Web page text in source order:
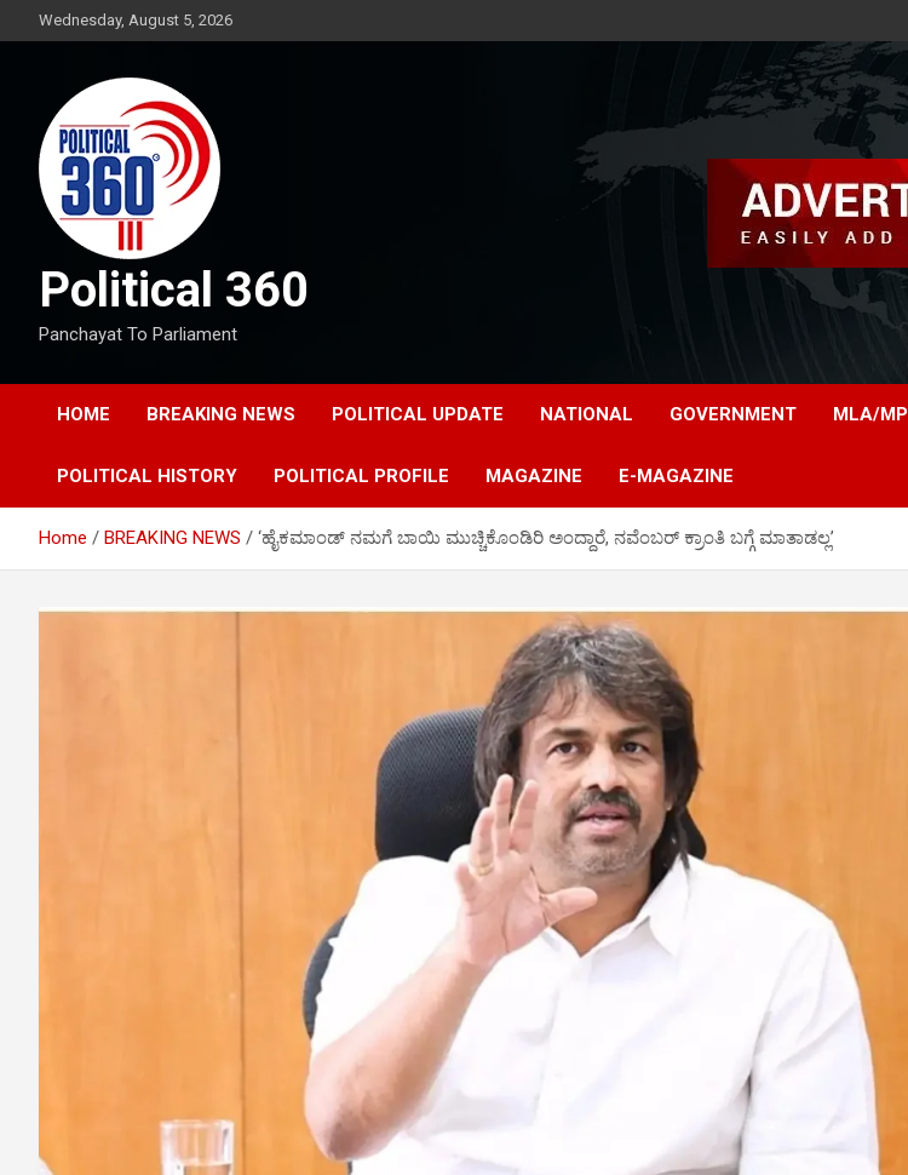
to
Wednesday, August 5, 2026
Political 360
Panchayat To Parliament
HOME BREAKING NEWS POLITICAL UPDATE NATIONAL GOVERNMENT MLA/MP
POLITICAL HISTORY POLITICAL PROFILE MAGAZINE E-MAGAZINE
Home BREAKING NEWS ‘ಹೈಕಮಾಂಡ್ ನಮಗೆ ಬಾಯಿ ಮುಚ್ಚಿಕೊಂಡಿರಿ ಅಂದ್ದಾರೆ, ನವೆಂಬರ್‌ ಕ್ರಾಂತಿ ಬಗ್ಗೆ ಮಾತಾಡಲ್ಲ’